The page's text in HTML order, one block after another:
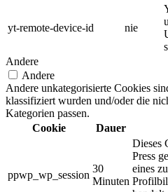
yt-remote-device-id nie
Andere
Andere
Andere unkategorisierte Cookies
klassifiziert wurden und/oder die
Kategorien passen.
Cookie
Dauer
ppwp_wp_session
30
Minuten
Dieses
Press
eines